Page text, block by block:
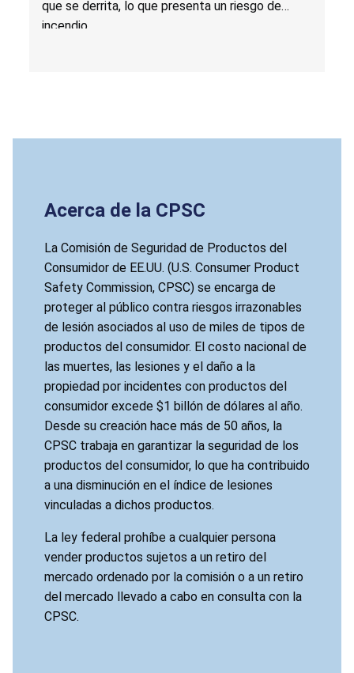
que se derrita, lo que presenta un riesgo de
incendio.
Acerca de la CPSC
La Comisión de Seguridad de Productos del
Consumidor de EE.UU. (U.S. Consumer Product
Safety Commission, CPSC) se encarga de
proteger al público contra riesgos irrazonables
de lesión asociados al uso de miles de tipos de
productos del consumidor. El costo nacional de
las muertes, las lesiones y el daño a la
propiedad por incidentes con productos del
consumidor excede $1 billón de dólares al año.
Desde su creación hace más de 50 años, la
CPSC trabaja en garantizar la seguridad de los
productos del consumidor, lo que ha contribuido
a una disminución en el índice de lesiones
vinculadas a dichos productos.
La ley federal prohíbe a cualquier persona
vender productos sujetos a un retiro del
mercado ordenado por la comisión o a un retiro
del mercado llevado a cabo en consulta con la
CPSC.